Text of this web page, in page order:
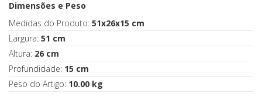
Dimensões e Peso
Medidas do Produto: 51x26x15 cm
Largura: 51 cm
Altura: 26 cm
Profundidade: 15 cm
Peso do Artigo: 10.00 kg